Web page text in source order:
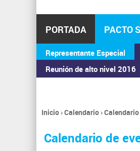
PORTADA PACTO
Representante Especial
Reunión de alto nivel 2016
ASAMBLEA GENERAL
Se
encuentra
usted
Inicio›Calendario›
Calendario de